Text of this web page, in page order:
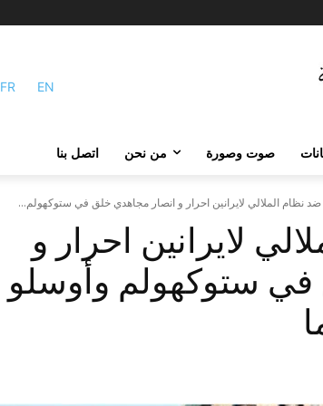
FR EN
صوت وصورة من نحن اتصل بنا
نظام الملالي لایرانین احرار و انصار مجاهدي خلق في ستوكهولم...
لایرانین احرار و
ستوكهولم وأوسلو